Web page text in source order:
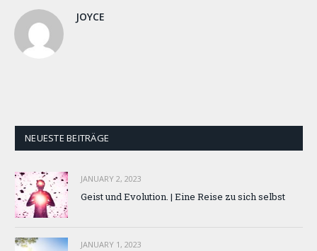
JOYCE
NEUESTE BEITRÄGE
JANUARY 2, 2023
Geist und Evolution. | Eine Reise zu sich selbst
JANUARY 1, 2023